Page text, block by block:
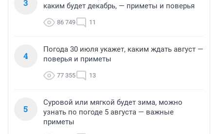
3
каким будет декабрь, — приметы и поверья
86 749 11
4
Погода 30 июля укажет, каким ждать август —
поверья и приметы
77 355 13
5
Суровой или мягкой будет зима, можно
узнать по погоде 5 августа — важные
приметы